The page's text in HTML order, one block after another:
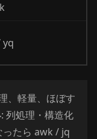
yq
、軽量、ほぼす
: 列処理・構造化
ったら awk / jq